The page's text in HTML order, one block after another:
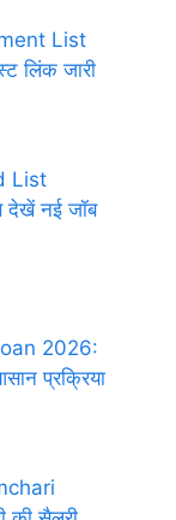
List
लिंक जारी
List
देखें नई जॉब
2026:
प्रक्रिया